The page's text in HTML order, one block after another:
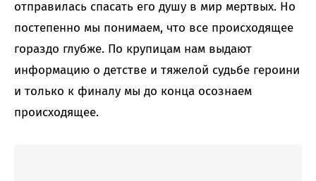
отправилась спасать его душу в мир мертвых. Но
постепенно мы понимаем, что все происходящее
гораздо глубже. По крупицам нам выдают
информацию о детстве и тяжелой судьбе героини
и только к финалу мы до конца осознаем
происходящее.